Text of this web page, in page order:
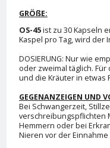
GRÖßE:
OS-45ist zu 30 Kapseln
Kaspel pro Tag, wird der
DOSIERUNG: Nur wie
oder zweimal täglich.
und die Kräuter in etwas
GEGENANZEIGEN UND
Bei Schwangerzeit,
verschreibungspflichten
Hemmern oder bei
Nieren vor der